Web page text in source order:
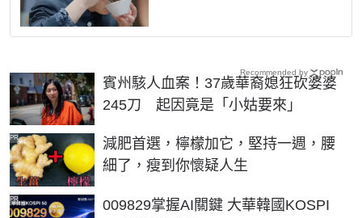
賓州駭人血案！37歲華裔媳狂砍婆婆
245刀 起因竟是「小姑要來」
減肥首選，檸檬加它，堅持一週，腰
細了，瘦到你懷疑人生
PR
009829掌握AI關鍵 大華韓國KOSPI
PR
Recommended by